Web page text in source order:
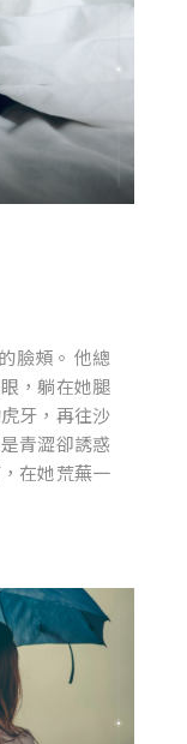
臉頰。 他總
，躺在她腿
牙，再往沙
青澀卻誘惑
在她荒蕪一